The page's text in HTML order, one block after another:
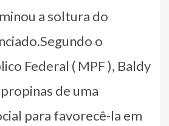
a soltura do
o
Federal ( MPF ), Baldy
de uma
para favorecê-la em